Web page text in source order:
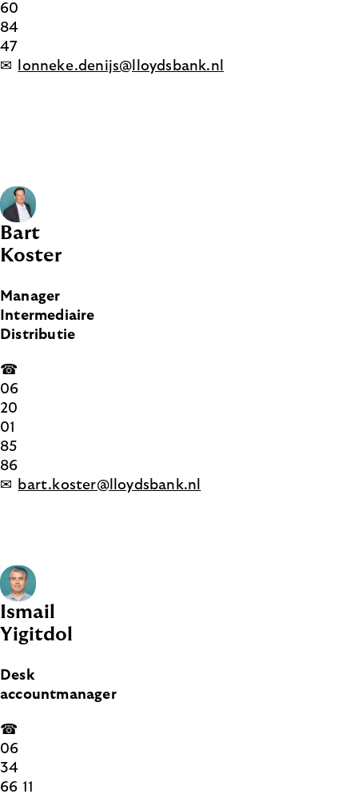
60
84
47
✉
lonneke.denijs@lloydsbank.nl
Bart
Koster
Manager
Intermediaire
Distributie
☎
06
20
01
85
86
✉
bart.koster@lloydsbank.nl
Ismail
Yigitdol
Desk
accountmanager
☎
06
34
66 11